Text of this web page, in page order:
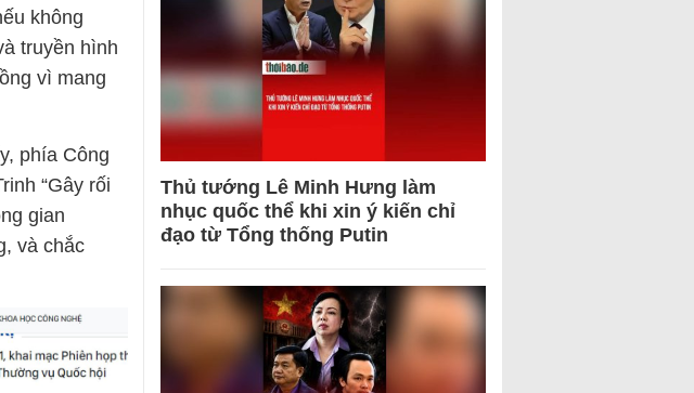
không
truyền hình
vì mang
phía Công
“Gây rối
gian
và chắc
Thủ tướng Lê Minh Hưng làm
nhục quốc thể khi xin ý kiến chỉ
đạo từ Tổng thống Putin